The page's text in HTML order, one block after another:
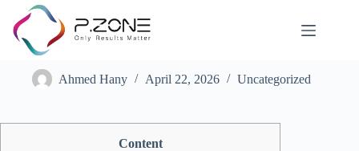
Docieknij argument pod Billionairespin Promo kasynowe głos
Ahmed Hany April 22, 2026 Uncategorized
Content